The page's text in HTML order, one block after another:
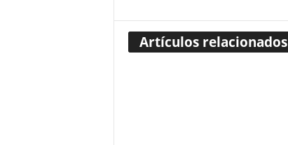
Artículos relacionados